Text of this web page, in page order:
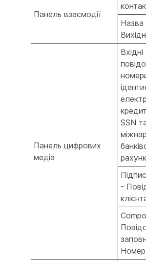
Панель взаємодії
Панель цифрових
медіа
SSN
-
Номер